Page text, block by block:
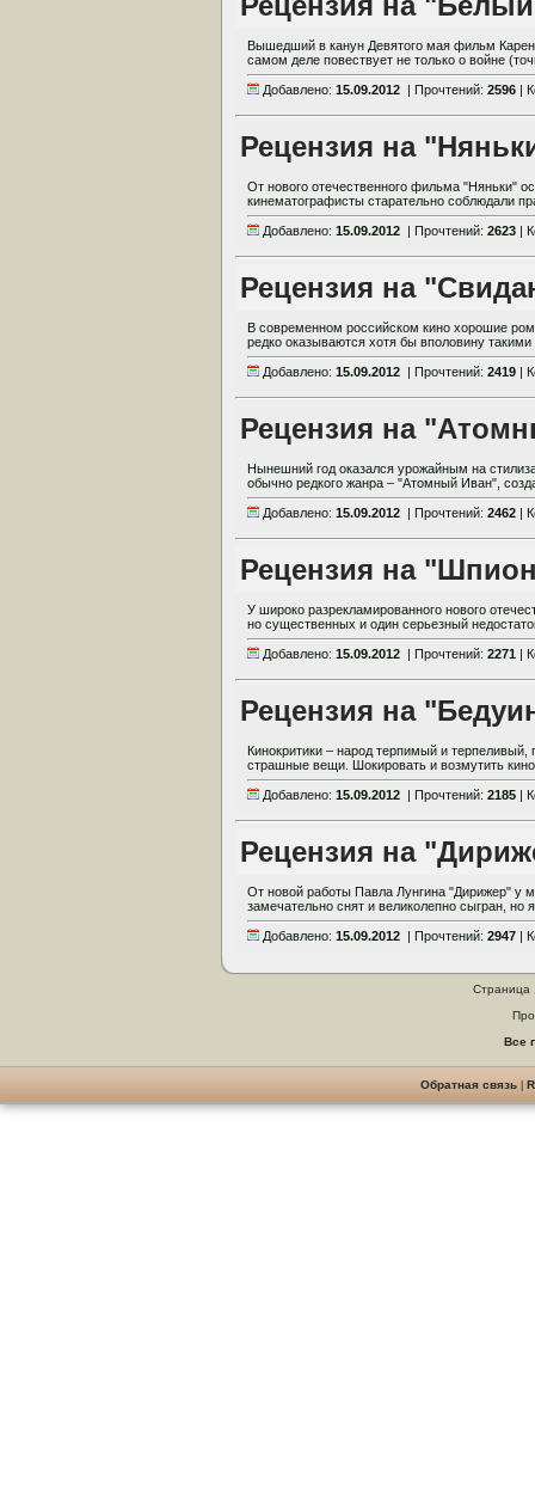
Вышедший в канун Девятого мая фильм
самом деле повествует не только о войне
Добавлено: 15.09.2012 | Прочтений: 2596 |
Рецензия на
От нового отечественного фильма "Няньки"
кинематографисты старательно соблюдали
Добавлено: 15.09.2012 | Прочтений: 2623 |
Рецензия на
В современном российском кино хорошие
редко оказываются хотя бы вполовину
Добавлено: 15.09.2012 | Прочтений: 2419 |
Рецензия на
Нынешний год оказался урожайным на
обычно редкого жанра – "Атомный Иван",
Добавлено: 15.09.2012 | Прочтений: 2462 |
Рецензия на
У широко разрекламированного нового
но существенных и один серьезный
Добавлено: 15.09.2012 | Прочтений: 2271 |
Рецензия на
Кинокритики – народ терпимый и
страшные вещи. Шокировать и возмутить
Добавлено: 15.09.2012 | Прочтений: 2185 |
Рецензия на
От новой работы Павла Лунгина "Дирижер" у
замечательно снят и великолепно сыгран, но
Добавлено: 15.09.2012 | Прочтений: 2947 |
Страница
Все
Обратная связь